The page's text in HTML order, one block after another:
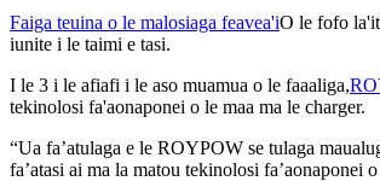
Faiga teuina o le malosiaga feavea'iO le fofo
iunite i le taimi e tasi.
I le 3 i le afiafi i le aso muamua o le faaaliga,
tekinolosi fa'aonaponei o le maa ma le charger.
“Ua fa’atulaga e le ROYPOW se tulaga
fa’atasi ai ma la matou tekinolosi fa’aonaponei